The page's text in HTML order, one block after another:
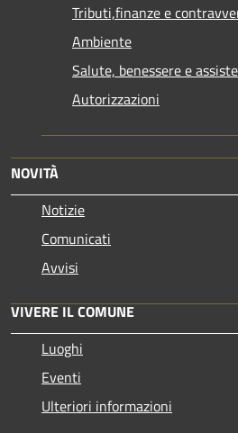
Tributi,finanze e
Ambiente
Salute, benessere e
Autorizzazioni
NOVITÀ
Notizie
Comunicati
Avvisi
VIVERE IL COMUNE
Luoghi
Eventi
Ulteriori informazioni